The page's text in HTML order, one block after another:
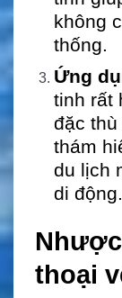
không
thống.
Ứng
tinh rất
đặc
thám
du lịch
di động.
N
thoại